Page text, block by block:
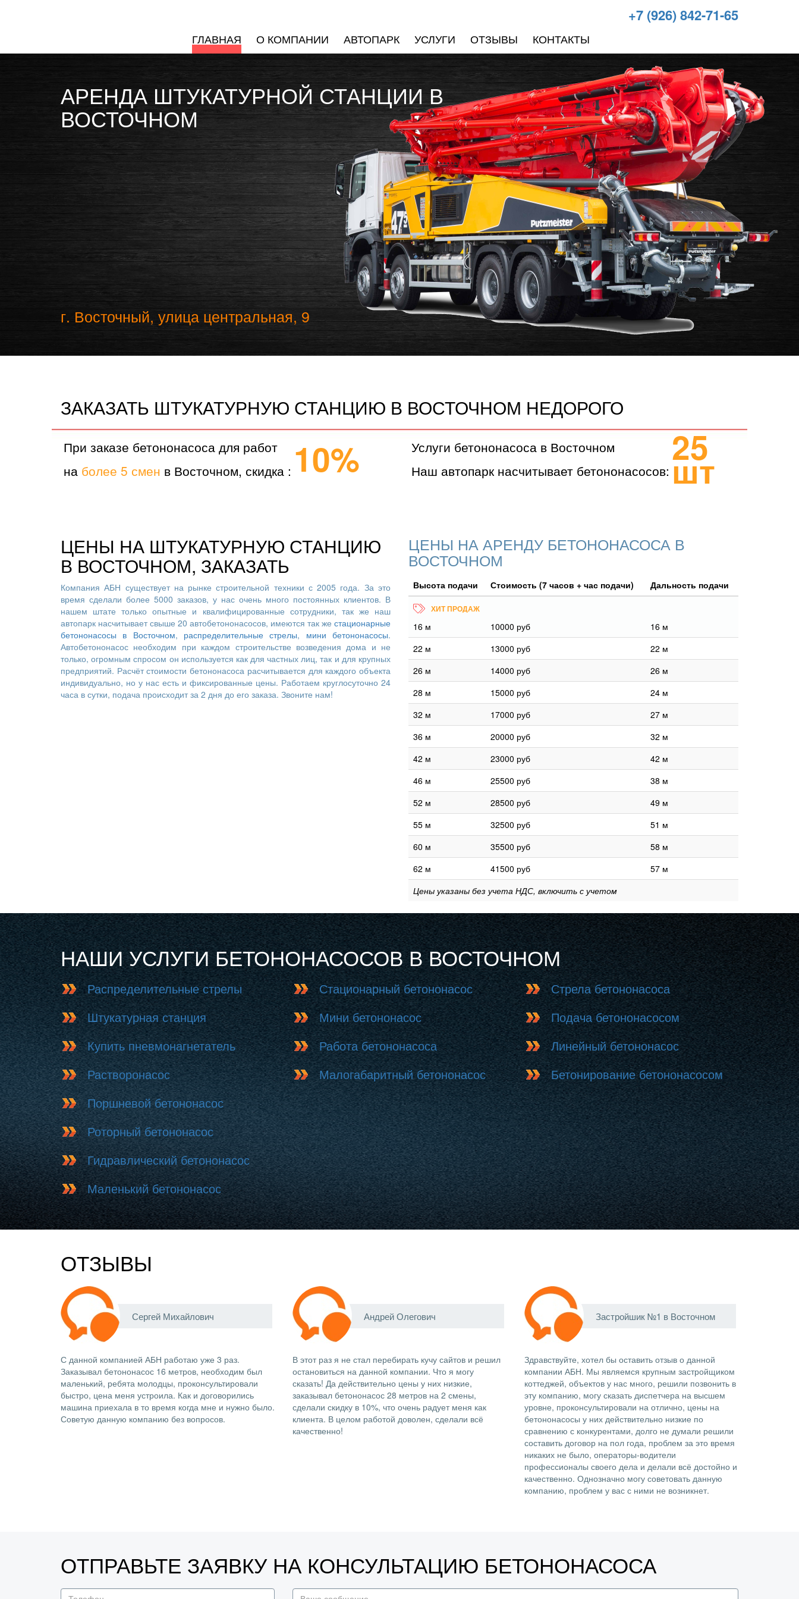
ГЛАВНАЯ О КОМПАНИИ АВТОПАРК УСЛУГИ ОТЗЫВЫ КОНТАКТЫ
+7 (926) 842-71-65
АРЕНДА ШТУКАТУРНОЙ СТАНЦИИ В
ВОСТОЧНОМ
г. Восточный, улица центральная, 9
ЗАКАЗАТЬ ШТУКАТУРНУЮ СТАНЦИЮ В ВОСТОЧНОМ НЕДОРОГО
При заказе бетононасоса для работ
на более 5 смен в Восточном, скидка : 10%
Услуги бетононасоса в Восточном
Наш автопарк насчитывает бетононасосов:
25
шт
ЦЕНЫ НА ШТУКАТУРНУЮ СТАНЦИЮ
В ВОСТОЧНОМ, ЗАКАЗАТЬ
Компания АБН существует на рынке строительной техники с 2005 года. За это
время сделали более 5000 заказов, у нас очень много постоянных клиентов. В
нашем штате только опытные и квалифицированные сотрудники, так же наш
автопарк насчитывает свыше 20 автобетононасосов, имеются так же стационарные
бетононасосы в Восточном, распределительные стрелы, мини бетононасосы.
Автобетононасос необходим при каждом строительстве возведения дома и не
только, огромным спросом он используется как для частных лиц, так и для крупных
предприятий. Расчёт стоимости бетононасоса расчитывается для каждого объекта
индивидуально, но у нас есть и фиксированные цены. Работаем круглосуточно 24
часа в сутки, подача происходит за 2 дня до его заказа. Звоните нам!
ЦЕНЫ НА АРЕНДУ БЕТОНОНАСОСА В
ВОСТОЧНОМ
Высота подачи Стоимость (7 часов + час подачи) Дальность подачи
16 м 10000 руб
16 м
22 м
13000 руб
22 м
26 м
14000 руб
26 м
28 м
15000 руб
24 м
32 м
17000 руб
27 м
36 м
20000 руб
32 м
42 м
23000 руб
42 м
46 м
25500 руб
38 м
52 м
28500 руб
49 м
55 м
32500 руб
51 м
60 м
35500 руб
58 м
62 м
41500 руб
57 м
Цены указаны без учета НДС, включить с учетом
НАШИ УСЛУГИ БЕТОНОНАСОСОВ В ВОСТОЧНОМ
Распределительные стрелы
Штукатурная станция
Купить пневмонагнетатель
Растворонасос
Стационарный бетононасос
Мини бетононасос
Работа бетононасоса
Малогабаритный бетононасос
Стрела бетононасоса
Подача бетононасосом
Линейный бетононасос
Бетонирование бетононасосом
Поршневой бетононасос
Роторный бетононасос
Гидравлический бетононасос
Маленький бетононасос
ОТЗЫВЫ
Сергей Михайлович
С данной компанией АБН работаю уже 3 раз.
Заказывал бетононасос 16 метров, необходим был
маленький, ребята молодцы, проконсультировали
быстро, цена меня устроила. Как и договорились
машина приехала в то время когда мне и нужно было.
Советую данную компанию без вопросов.
Андрей Олегович
В этот раз я не стал перебирать кучу сайтов и решил
остановиться на данной компании. Что я могу
сказать! Да действительно цены у них низкие,
заказывал бетононасос 28 метров на 2 смены,
сделали скидку в 10%, что очень радует меня как
клиента. В целом работой доволен, сделали всё
качественно!
Застройшик №1 в Восточном
Здравствуйте, хотел бы оставить отзыв о данной
компании АБН. Мы являемся крупным застройщиком
коттеджей, объектов у нас много, решили позвонить в
эту компанию, могу сказать диспетчера на высшем
уровне, проконсультировали на отлично, цены на
бетононасосы у них действительно низкие по
сравнению с конкурентами, долго не думали решили
составить договор на пол года, проблем за это время
никаких не было, операторы-водители
профессионалы своего дела и делали всё достойно и
качественно. Однозначно могу советовать данную
компанию, проблем у вас с ними не возникнет.
ОТПРАВЬТЕ ЗАЯВКУ НА КОНСУЛЬТАЦИЮ БЕТОНОНАСОСА